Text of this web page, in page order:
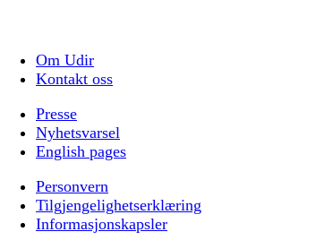
Om Udir
Kontakt oss
Presse
Nyhetsvarsel
English pages
Personvern
Tilgjengelighetserklæring
Informasjonskapsler